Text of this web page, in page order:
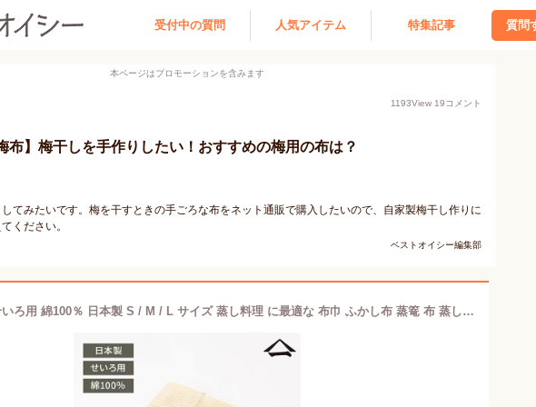
受付中の質問 人気アイテム 特集記事 質問
本ページはプロモーションを含みます
1193View 19コメント
布】梅干しを手作りしたい！おすすめの梅用の布は？
てみたいです。梅を干すときの手ごろな布をネット通販で購入したいので、自家製梅干し作りに
ください。
ベストオイシー編集部
山一 蒸し布 せいろ用 綿100％ 日本製 S / M / L サイズ 蒸し料理 に最適な 布巾 ふかし布 蒸篭 布 蒸し器 キッチン 道具 調理 温活 07-25 4933222007259 07-26 4933222007266 07-27 4933222007273